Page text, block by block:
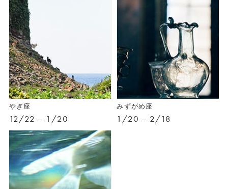
やぎ座
12/22 – 1/20
みずがめ座
1/20 – 2/18